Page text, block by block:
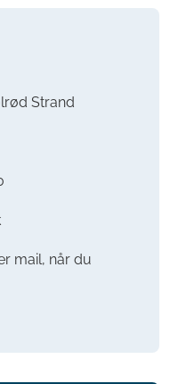
Strand
mail, når du